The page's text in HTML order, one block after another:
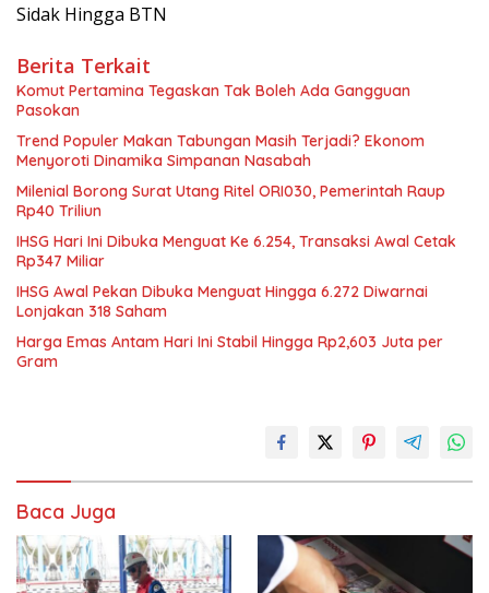
Sidak Hingga BTN
Berita Terkait
Komut Pertamina Tegaskan Tak Boleh Ada Gangguan
Pasokan
Trend Populer Makan Tabungan Masih Terjadi? Ekonom
Menyoroti Dinamika Simpanan Nasabah
Milenial Borong Surat Utang Ritel ORI030, Pemerintah Raup
Rp40 Triliun
IHSG Hari Ini Dibuka Menguat Ke 6.254, Transaksi Awal Cetak
Rp347 Miliar
IHSG Awal Pekan Dibuka Menguat Hingga 6.272 Diwarnai
Lonjakan 318 Saham
Harga Emas Antam Hari Ini Stabil Hingga Rp2,603 Juta per
Gram
Baca Juga